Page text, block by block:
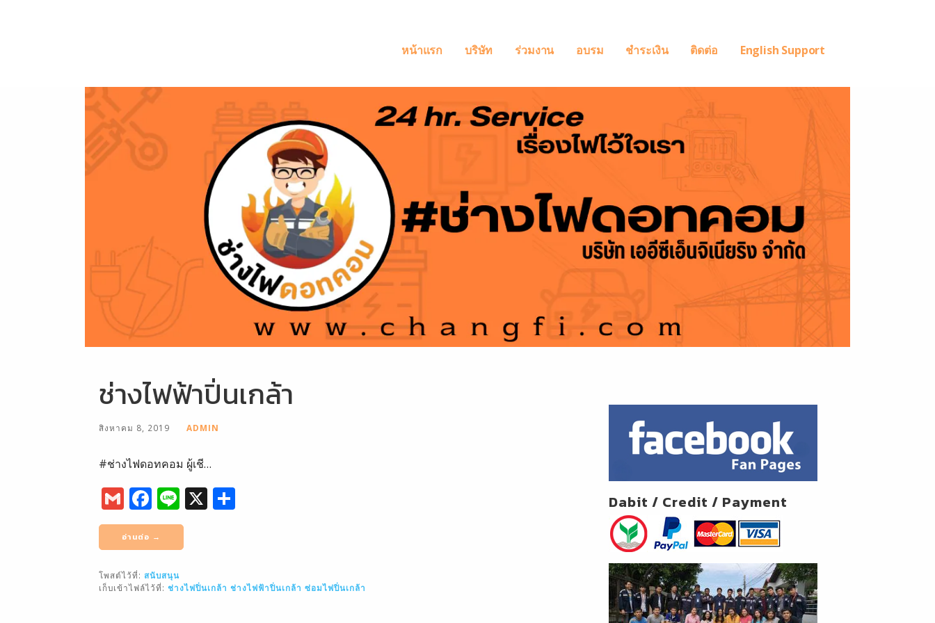
หน้าแรก บริษัท ร่วมงาน อบรม ชำระเงิน ติดต่อ English Support
ช่างไฟฟ้าปิ่นเกล้า
สิงหาคม 8, 2019 ADMIN
#ช่างไฟดอทคอม ผู้เชี…
G
m
ai
l
F
a
c
e
b
Li
n
e
X
อ่านต่อ →
โพสต์ไว้ที่: สนับสนุน
เก็บเข้าไฟล์ไว้ที่: ช่างไฟปิ่นเกล้า ช่างไฟฟ้าปิ่นเกล้า ซ่อมไฟปิ่นเกล้า
Dabit / Credit / Payment